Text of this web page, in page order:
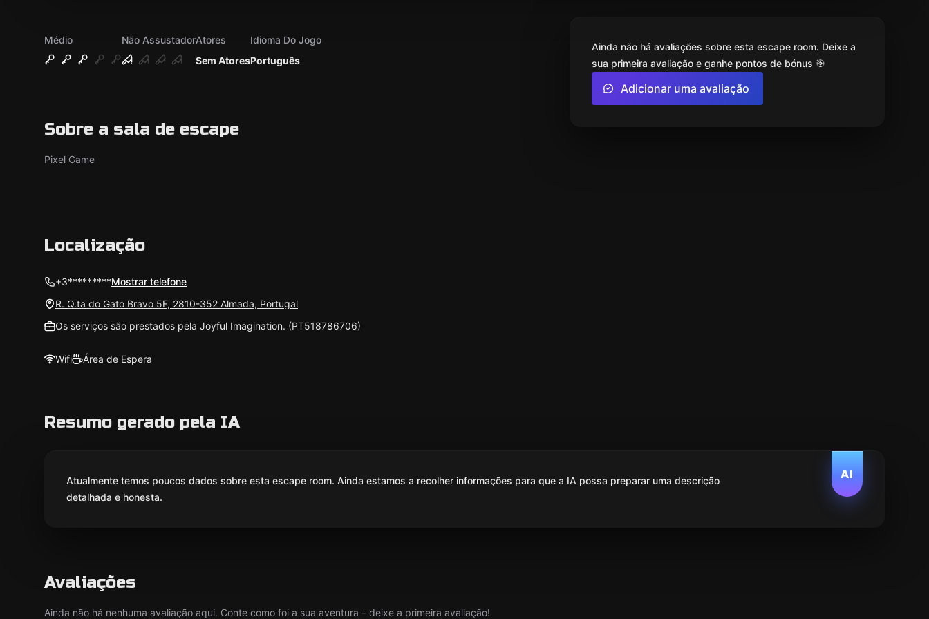
Médio
Não Assustador
Sem Atores
Atores
Português
Idioma Do Jogo
Sobre a sala de escape
Pixel Game
Ainda não há avaliações sobre esta escape room. Deixe a
sua primeira avaliação e ganhe pontos de bónus 🎯
Adicionar uma avaliação
Localização
+3*********Mostrar telefone
R. Q.ta do Gato Bravo 5F, 2810-352 Almada, Portugal
Os serviços são prestados pela Joyful Imagination. (PT518786706)
Wifi Área de Espera
Resumo gerado pela IA
AI
Atualmente temos poucos dados sobre esta escape room. Ainda estamos a recolher informações para que a IA possa preparar uma descrição
detalhada e honesta.
Avaliações
Ainda não há nenhuma avaliação aqui. Conte como foi a sua aventura – deixe a primeira avaliação!